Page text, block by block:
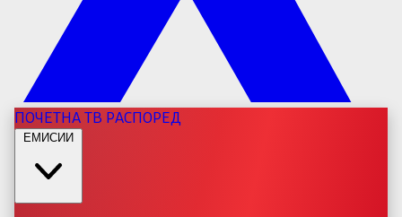
ПОЧЕТНАТВ РАСПОРЕД
ЕМИСИИ